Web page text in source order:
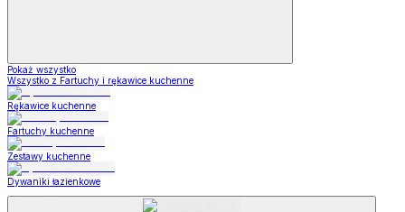
Pokaż wszystko
Wszystko z Fartuchy i rękawice kuchenne
Rękawice kuchenne
Fartuchy kuchenne
Zestawy kuchenne
Dywaniki łazienkowe